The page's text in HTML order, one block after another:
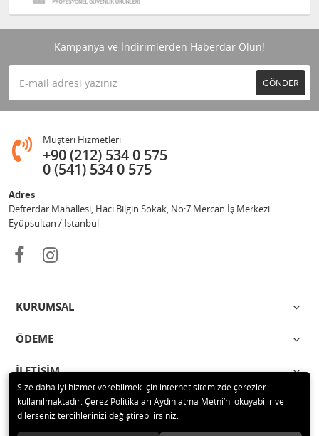
Kampanya ve İndirimlerden Haberdar Olun!
GÖNDER
Müşteri Hizmetleri
+90 (212) 534 0 575
0 (541) 534 0 575
Adres
Defterdar Mahallesi, Hacı Bilgin Sokak, No:7 Mercan İş Merkezi
Eyüpsultan / İstanbul
KURUMSAL
ÖDEME
İLETİŞİM
© 2018 MERCAN PROFESYONEL GÜVENLİK ÜRÜNLERİ Tüm hakları
saklıdır.
Size daha iyi hizmet verebilmek için internet sitemizde çerezler
kullanılmaktadır. Çerez Politikaları Aydınlatma Metni’ni okuyabilir ve
dilerseniz tercihlerinizi değiştirebilirsiniz.